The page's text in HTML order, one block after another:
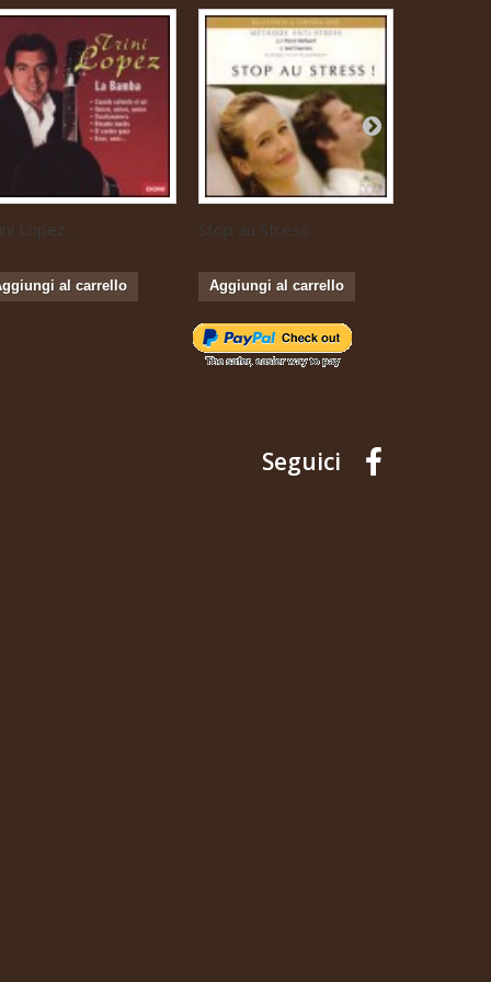
Lopez...
al carrello
Stop au Stress
Aggiungi al carrello
Seguici